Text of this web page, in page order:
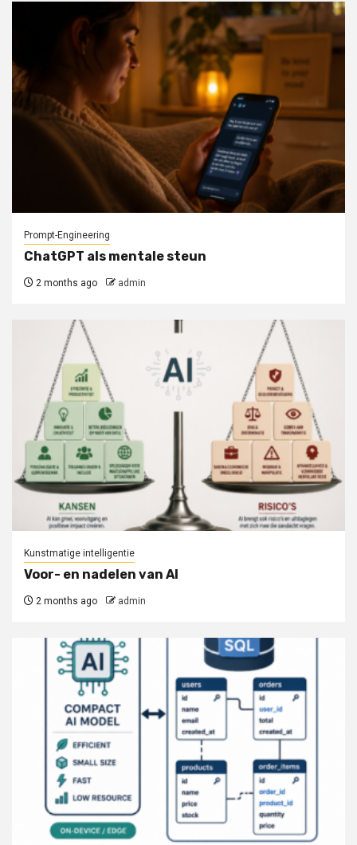
Prompt-Engineering
ChatGPT als mentale steun
2 months ago admin
Kunstmatige intelligentie
Voor- en nadelen van AI
2 months ago admin